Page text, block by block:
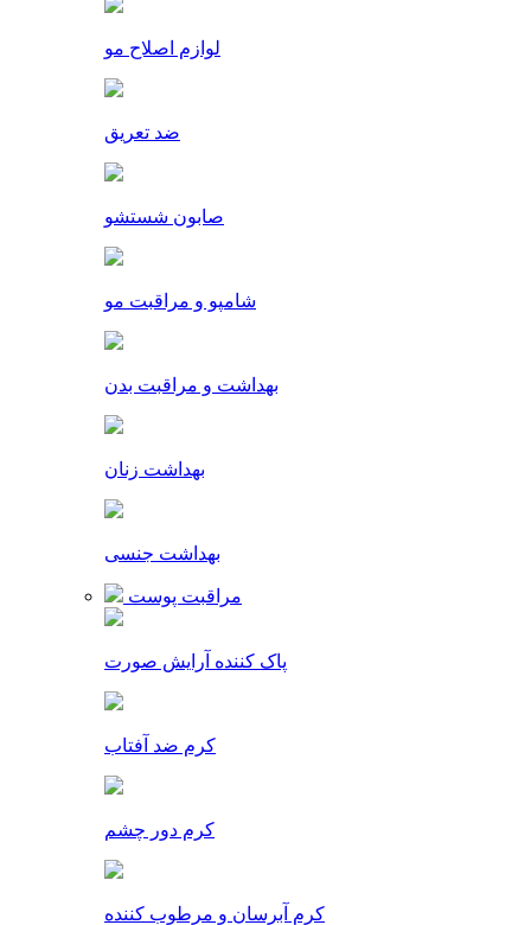
لوازم اصلاح مو
ضد تعریق
صابون شستشو
شامپو و مراقبت مو
بهداشت و مراقبت بدن
بهداشت زنان
بهداشت جنسی
مراقبت پوست
پاک کننده آرایش صورت
کرم ضد آفتاب
کرم دور چشم
کرم آبرسان و مرطوب کننده